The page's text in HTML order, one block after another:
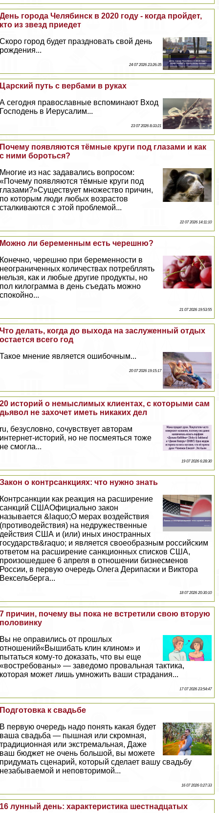
День города Челябинск в 2020 году - когда пройдет,
кто из звезд приедет
Скоро город будет праздновать свой день
рождения...
24 07 2026 23:26:35
Царский путь с вербами в руках
А сегодня православные вспоминают Вход
Господень в Иерусалим...
23 07 2026 8:33:21
Почему появляются тёмные круги под глазами и как
с ними бороться?
Многие из нас задавались вопросом:
«Почему появляются тёмные круги под
глазами?»Существует множество причин,
по которым люди любых возрастов
сталкиваются с этой проблемой...
22 07 2026 14:11:10
Можно ли беременным есть черешню?
Конечно, черешню при беременности в
неограниченных количествах потрeбллять
нельзя, как и любые другие продукты, но
пол килограмма в день съедать можно
спокойно...
21 07 2026 19:53:55
Что делать, когда до выхода на заслуженный отдых
остается всего год
Такое мнение является ошибочным...
20 07 2026 19:15:17
20 историй о немыслимых клиентах, с которыми сам
дьявол не захочет иметь никаких дел
ru, безусловно, сочувствует авторам
интернет-историй, но не посмеяться тоже
не смогла...
19 07 2026 6:28:30
Закон о контрсанкциях: что нужно знать
​Контрсанкции как реакция на расширение
санкций СШАОфициально закон
называется &laquo;О мерах воздействия
(противодействия) на недружественные
действия США и (или) иных иностранных
государств&raquo; и является своеобразным российским
ответом на расширение санкционных списков США,
произошедшее 6 апреля в отношении бизнесменов
России, в первую очередь Олега Дерипаски и Виктора
Вексельберга...
18 07 2026 20:30:10
7 причин, почему вы пока не встретили свою вторую
половинку
Вы не оправились от прошлых
отношений«Вышибать клин клином» и
пытаться кому-то доказать, что вы еще
«востребованы» — заведомо провальная тактика,
которая может лишь умножить ваши страдания...
17 07 2026 23:54:47
Подготовка к свадьбе
В первую очередь надо понять какая будет
ваша свадьба — пышная или скромная,
традиционная или экстремальная, Даже
ваш бюджет не очень большой, вы можете
придумать сценарий, который сделает вашу свадьбу
незабываемой и неповторимой...
16 07 2026 0:27:33
16 лунный день: хаpaктеристика шестнадцатых